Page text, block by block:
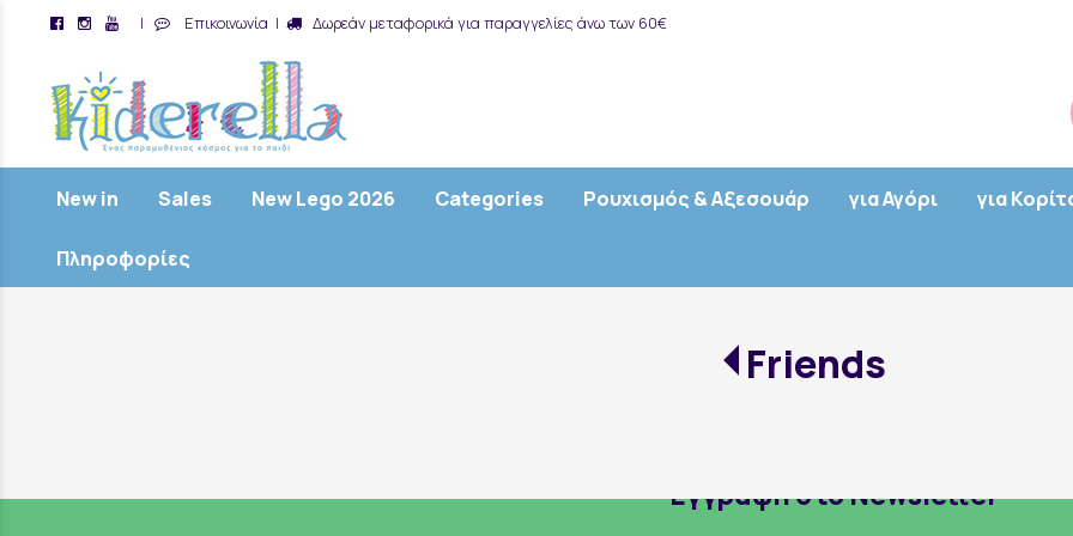
| Επικοινωνία | Δωρεάν μεταφορικά για παραγγελίες άνω των 60€
New in Sales New Lego 2026 Categories Ρουχισμός & Αξεσουάρ για Αγόρι για
Πληροφορίες
Friends
Εγγραφή στο Newsletter